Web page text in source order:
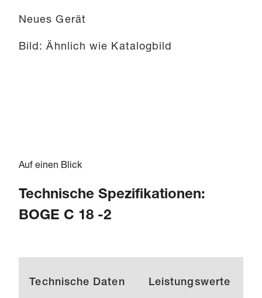
Neues Gerät
Bild: Ähnlich wie Katalogbild
Auf einen Blick
Technische Spezifikationen:
BOGE C 18 -2
Technische Daten Leistungswerte